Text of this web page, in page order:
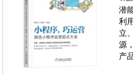
潜
利
立
源
产